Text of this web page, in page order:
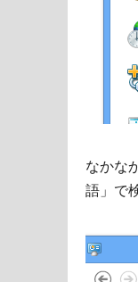
なかな
語」で